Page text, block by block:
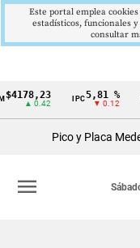
Cintillo
Colombia
▲ 0.42
IPC 5,81 %
▼ 0.12
DTF
Pico y Placa
menu
Este portal emplea
estadísticos, funcionales
consultar